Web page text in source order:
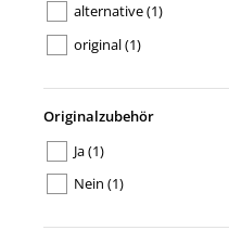
alternative(1)
original(1)
Originalzubehör
Ja(1)
Nein (1)